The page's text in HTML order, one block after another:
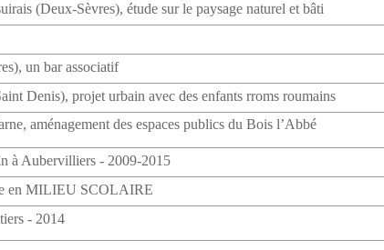
(Deux-Sèvres), étude sur le paysage naturel et bâti
un bar associatif
Denis), projet urbain avec des enfants rroms roumains
aménagement des espaces publics du Bois l’Abbé
à Aubervilliers - 2009-2015
en MILIEU SCOLAIRE
- 2014